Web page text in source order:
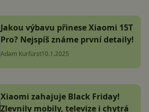
Jakou výbavu přinese Xiaomi 15T
Pro? Nejspíš známe první detaily!
Adam Kurfürst10.1.2025
Xiaomi zahajuje Black Friday!
Zlevnily mobily, televize i chytrá